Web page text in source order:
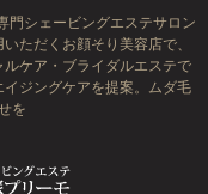
門シェービングエステサロン
ただくお顔そり美容店で、
ケア・ブライダルエステで
ジングケアを提案。ムダ毛
を